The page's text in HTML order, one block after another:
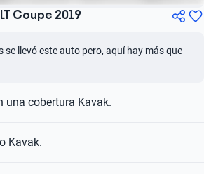
Coupe 2019
se llevó este auto pero, aquí hay más que
una cobertura Kavak.
Kavak.